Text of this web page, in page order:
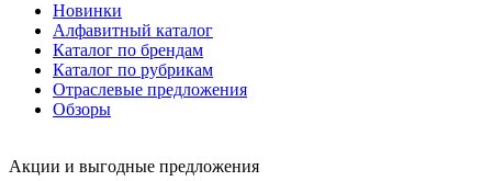
Новинки
Алфавитный каталог
Каталог по брендам
Каталог по рубрикам
Отраслевые предложения
Обзоры
Акции и выгодные предложения